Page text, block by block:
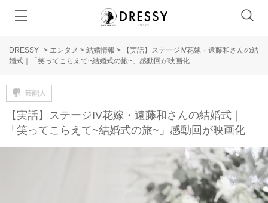
DRESSY > エンタメ > 結婚情報 >
【実話】ステージIV花嫁・遠藤和さんの結
婚式｜「笑ってこらえて~結婚式の旅~」感動回が映画化
芸能人
【実話】ステージIV花嫁・遠藤和さんの結婚式｜
「笑ってこらえて~結婚式の旅~」感動回が映画化